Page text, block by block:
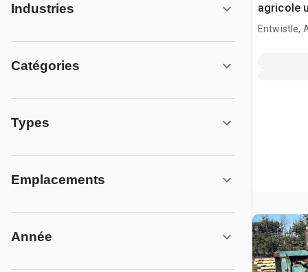
Industries
Catégories
Types
Emplacements
Année
agricole
Entwistle,